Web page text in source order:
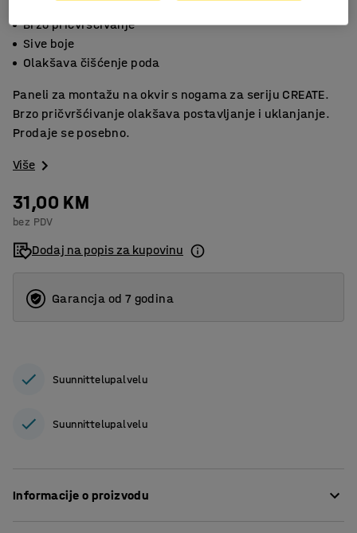
Brzo pričvršćivanje
Sive boje
Olakšava čišćenje poda
Paneli za montažu na okvir s nogama za seriju CREATE.
Brzo pričvršćivanje olakšava postavljanje i uklanjanje.
Prodaje se posebno.
Više
31,00 KM
bez PDV
Dodaj na popis za kupovinu
Garancja od 7 godina
Suunnittelupalvelu
Suunnittelupalvelu
Informacije o proizvodu